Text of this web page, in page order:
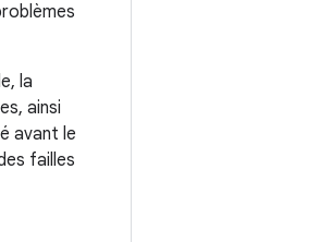
la
ainsi
avant le
failles